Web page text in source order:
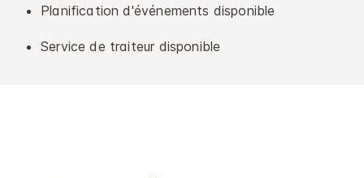
Planification d'événements disponible
Service de traiteur disponible